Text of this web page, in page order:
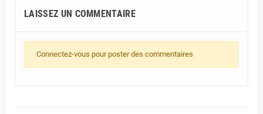
LAISSEZ UN COMMENTAIRE
Connectez-vous pour poster des commentaires